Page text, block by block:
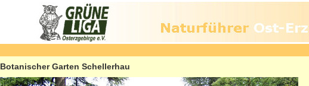
Botanischer Garten Schellerhau